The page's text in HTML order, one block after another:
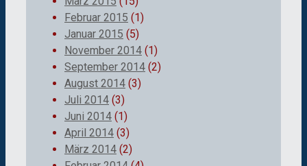
Februar 2015 (1)
Januar 2015 (5)
November 2014 (1)
September 2014 (2)
August 2014 (3)
Juli 2014 (3)
Juni 2014 (1)
April 2014 (3)
März 2014 (2)